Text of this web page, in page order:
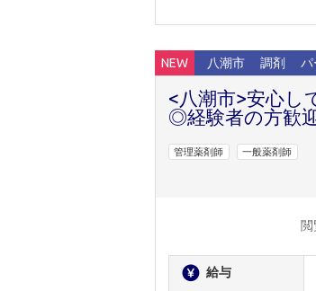
NEW 八潮市 調剤 パ
<八潮市>安心し
◎経験者の方歓
管理薬剤師 一般薬剤師
閲
給与